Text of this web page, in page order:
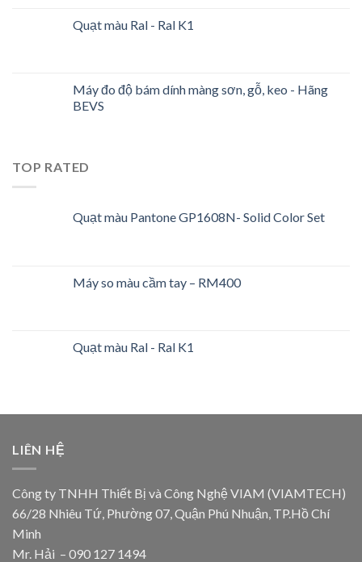
Quạt màu Ral - Ral K1
Máy đo độ bám dính màng sơn, gỗ, keo - Hãng
BEVS
TOP RATED
Quạt màu Pantone GP1608N- Solid Color Set
Máy so màu cầm tay – RM400
Quạt màu Ral - Ral K1
LIÊN HỆ
Công ty TNHH Thiết Bị và Công Nghệ VIAM (VIAMTECH)
66/28 Nhiêu Tứ, Phường 07, Quận Phú Nhuận, TP.Hồ Chí
Minh
Mr. Hải – 090 127 1494